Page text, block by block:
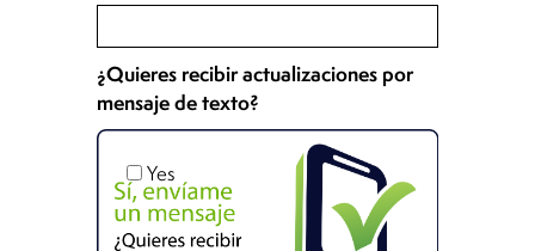
¿Quieres recibir actualizaciones por
mensaje de texto?
Yes